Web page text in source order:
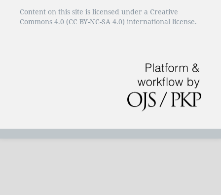
Content on this site is licensed under a Creative
Commons 4.0 (CC BY-NC-SA 4.0) international license.